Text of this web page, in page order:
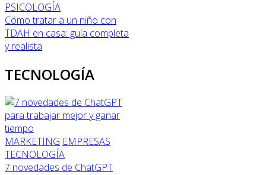
PSICOLOGÍA
Cómo tratar a un niño con
TDAH en casa: guía completa
y realista
TECNOLOGÍA
MARKETING EMPRESAS
TECNOLOGÍA
7 novedades de ChatGPT